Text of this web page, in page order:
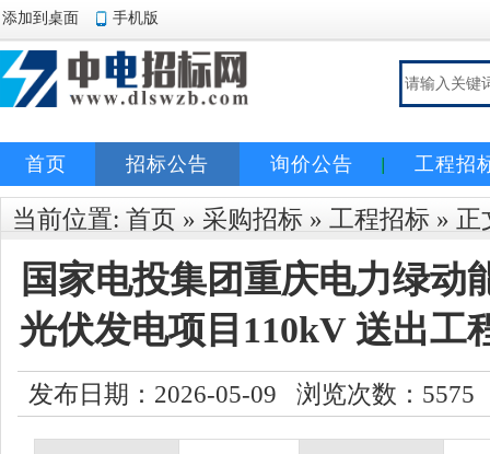
添加到桌面 手机版
首页 招标公告 询价公告 工程招
当前位置: 首页 » 采购招标 » 工程招标 » 正
国家电投集团重庆电力绿动
光伏发电项目110kV 送出工
发布日期：2026-05-09 浏览次数： 5575